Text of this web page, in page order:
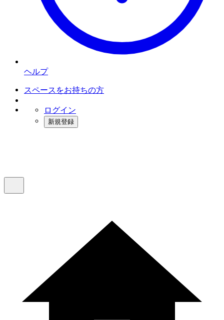
ヘルプ
スペースをお持ちの方
ログイン
新規登録